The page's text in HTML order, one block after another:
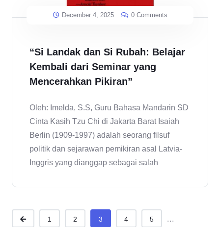
December 4, 2025 0 Comments
“Si Landak dan Si Rubah: Belajar
Kembali dari Seminar yang
Mencerahkan Pikiran”
Oleh: Imelda, S.S, Guru Bahasa Mandarin SD
Cinta Kasih Tzu Chi di Jakarta Barat Isaiah
Berlin (1909-1997) adalah seorang filsuf
politik dan sejarawan pemikiran asal Latvia-
Inggris yang dianggap sebagai salah
1 2 3 4 5 ...